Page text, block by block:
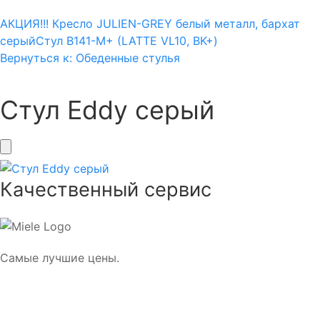
АКЦИЯ!!! Кресло JULIEN-GREY белый металл, бархат
серыйСтул B141-М+ (LATTE VL10, BK+)
Вернуться к: Обеденные стулья
Стул Eddy серый
Качественный сервис
Самые лучшие цены.